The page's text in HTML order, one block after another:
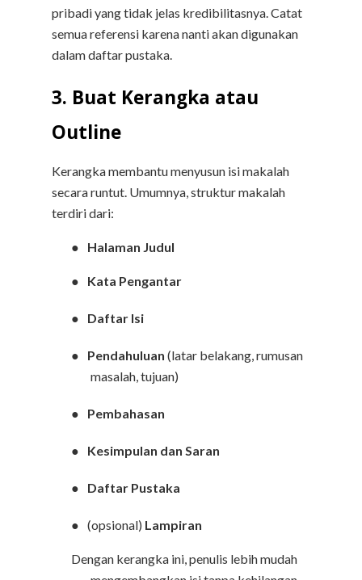
pribadi yang tidak jelas kredibilitasnya. Catat
semua referensi karena nanti akan digunakan
dalam daftar pustaka.
3. Buat Kerangka atau
Outline
Kerangka membantu menyusun isi makalah
secara runtut. Umumnya, struktur makalah
terdiri dari:
● Halaman Judul
● Kata Pengantar
● Daftar Isi
● Pendahuluan (latar belakang, rumusan
masalah, tujuan)
● Pembahasan
● Kesimpulan dan Saran
● Daftar Pustaka
● (opsional) Lampiran
Dengan kerangka ini, penulis lebih mudah